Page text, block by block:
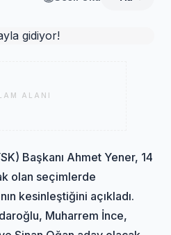
ALANI
Başkanı Ahmet Yener, 14
olan seçimlerde
kesinleştiğini açıkladı.
Muharrem İnce,